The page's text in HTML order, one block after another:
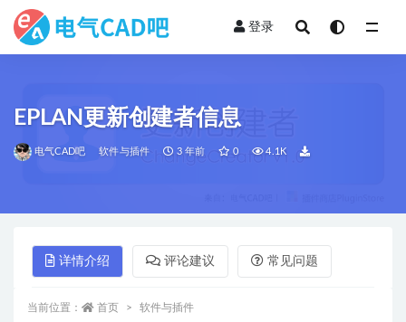
登录
EPLAN更新创建者信息
电气CAD吧 软件与插件 3 年前 0 4.1K
详情介绍 评论建议 常见问题
当前位置： 首页 软件与插件